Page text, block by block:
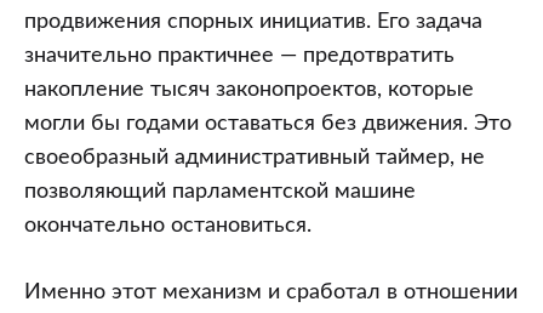
продвижения спорных инициатив. Его задача
значительно практичнее — предотвратить
накопление тысяч законопроектов, которые
могли бы годами оставаться без движения. Это
своеобразный административный таймер, не
позволяющий парламентской машине
окончательно остановиться.
Именно этот механизм и сработал в отношении